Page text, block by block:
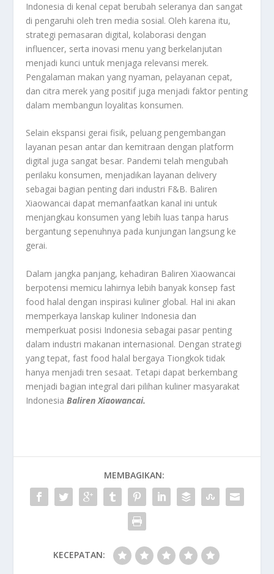
Indonesia di kenal cepat berubah seleranya dan sangat
di pengaruhi oleh tren media sosial. Oleh karena itu,
strategi pemasaran digital, kolaborasi dengan
influencer, serta inovasi menu yang berkelanjutan
menjadi kunci untuk menjaga relevansi merek.
Pengalaman makan yang nyaman, pelayanan cepat,
dan citra merek yang positif juga menjadi faktor penting
dalam membangun loyalitas konsumen.
Selain ekspansi gerai fisik, peluang pengembangan
layanan pesan antar dan kemitraan dengan platform
digital juga sangat besar. Pandemi telah mengubah
perilaku konsumen, menjadikan layanan delivery
sebagai bagian penting dari industri F&B. Baliren
Xiaowancai dapat memanfaatkan kanal ini untuk
menjangkau konsumen yang lebih luas tanpa harus
bergantung sepenuhnya pada kunjungan langsung ke
gerai.
Dalam jangka panjang, kehadiran Baliren Xiaowancai
berpotensi memicu lahirnya lebih banyak konsep fast
food halal dengan inspirasi kuliner global. Hal ini akan
memperkaya lanskap kuliner Indonesia dan
memperkuat posisi Indonesia sebagai pasar penting
dalam industri makanan internasional. Dengan strategi
yang tepat, fast food halal bergaya Tiongkok tidak
hanya menjadi tren sesaat. Tetapi dapat berkembang
menjadi bagian integral dari pilihan kuliner masyarakat
IndonesiaBaliren Xiaowancai.
MEMBAGIKAN:
KECEPATAN: